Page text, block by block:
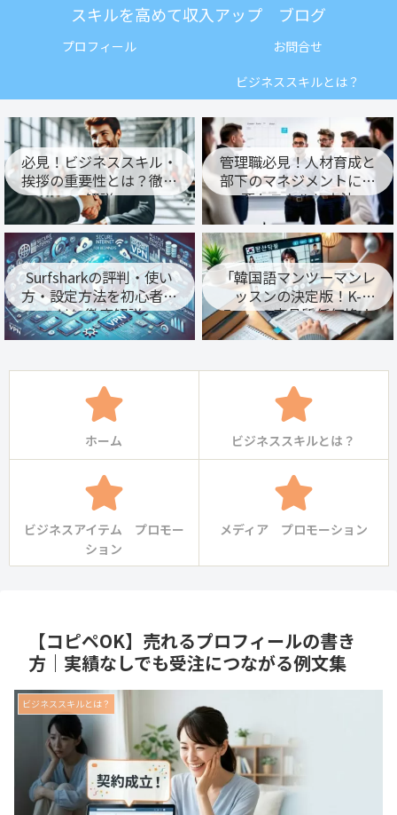
スキルを高めて収入アップ ブログ
プロフィール
お問合せ
ビジネススキルとは？
必見！ビジネススキル・
挨拶の重要性とは？徹底
解説
管理職必見！人材育成と
部下のマネジメントに必
要なスキルと方法
Surfsharkの評判・使い
方・設定方法を初心者向
けに徹底解説
「韓国語マンツーマンレ
ッスンの決定版！K-
Francの高品質低価格オ
ンライン授業」
ホーム ビジネススキルとは？
ビジネスアイテム プロモー
ション
メディア プロモーション
【コピペOK】売れるプロフィールの書き
方｜実績なしでも受注につながる例文集
ビジネススキルとは？